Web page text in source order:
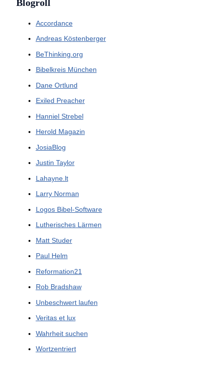
Blogroll
Accordance
Andreas Köstenberger
BeThinking.org
Bibelkreis München
Dane Ortlund
Exiled Preacher
Hanniel Strebel
Herold Magazin
JosiaBlog
Justin Taylor
Lahayne.lt
Larry Norman
Logos Bibel-Software
Lutherisches Lärmen
Matt Studer
Paul Helm
Reformation21
Rob Bradshaw
Unbeschwert laufen
Veritas et lux
Wahrheit suchen
Wortzentriert